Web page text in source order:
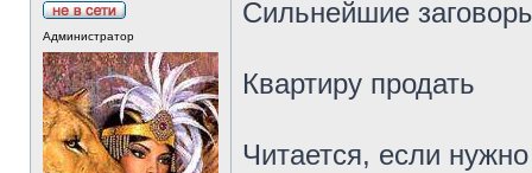
Администратор
Сильнейшие
Квартиру продать
Читается, если